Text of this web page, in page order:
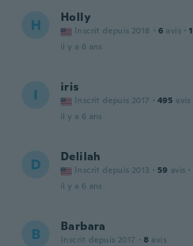
H Holly
Inscrit depuis 2018 · 6 avis · 1
il y a 6 ans
I iris
Inscrit depuis 2017 · 495 avis
il y a 6 ans
D Delilah
Inscrit depuis 2013 · 59 avis ·
il y a 6 ans
B Barbara
Inscrit depuis 2017 · 8 avis